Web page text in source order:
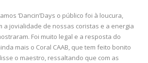
‘Dancin’Days o público foi à loucura,
a jovialidade de nossas coristas e a energia
Foi muito legal e a resposta do
mais o Coral CAAB, que tem feito bonito
o maestro, ressaltando que com as